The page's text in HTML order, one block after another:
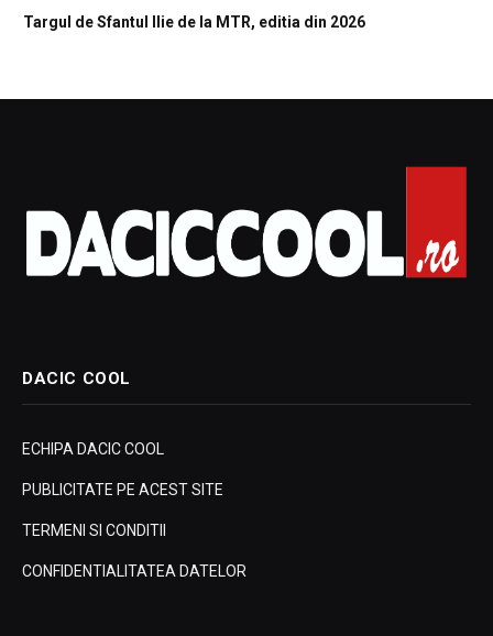
Targul de Sfantul Ilie de la MTR, editia din 2026
DACIC COOL
ECHIPA DACIC COOL
PUBLICITATE PE ACEST SITE
TERMENI SI CONDITII
CONFIDENTIALITATEA DATELOR